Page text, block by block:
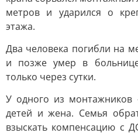
метров и ударился о
этажа.
Два человека погибли на
и позже умер в
только через сутки.
У одного из монтажников
детей и жена. Семья
взыскать компенсацию с